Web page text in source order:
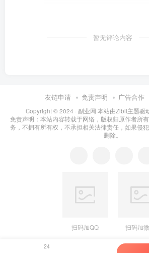
暂无评论内容
友链申请 免责声明 广告合作
Copyright © 2024 · 副业网 本站由Zibll主题驱
免责声明：本站内容转载于网络，版权归原作者所
务，不拥有所有权，不承担相关法律责任，如果侵
删除。
扫码加QQ 扫码加
24